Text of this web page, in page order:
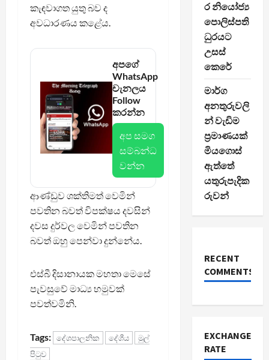
කැඳවාගත යුතු බව ද
අවධාරණය කළේය.
අපගේ
WhatsApp
චැනලය
Follow
කරන්න
අප සමග
සම්බන්ධ
වන්න
ආණ්ඩුව ශක්තිමත් වෙමින්
පවතින බවත් විපක්ෂය දවසින්
දවස දුර්වල වෙමින් පවතින
බවත් ඔහු පෙන්වා දුන්නේය.
එස්බී දිසානායක මහතා මෙසේ
පැවසුවේ මාධ්‍ය හමුවක්
පවත්වමිනි.
Tags: දේශපාලනික දේශීය
මුල්
පිටුව
ර නියෝජ්‍ය
පොලිස්පති
ධුරයට
උසස්
කෙරේ
මාර්ග
අනතුරුවලි
න් වැඩිම
ප්‍රමාණයක්
මියගොස්
ඇත්තේ
යතුරුපැදික
රුවන්
RECENT
COMMENTS
EXCHANGE
RATE